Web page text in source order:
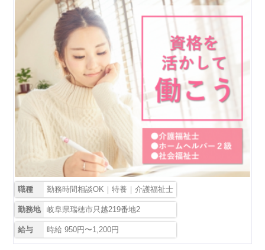
職種 勤務時間相談OK｜特養｜介護福祉士
勤務地 岐阜県瑞穂市只越219番地2
給与 時給 950円〜1,200円